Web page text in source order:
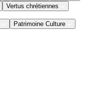
Vertus chrétiennes
Patrimoine Culture